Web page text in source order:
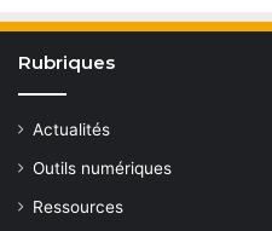
Rubriques
Actualités
Outils numériques
Ressources